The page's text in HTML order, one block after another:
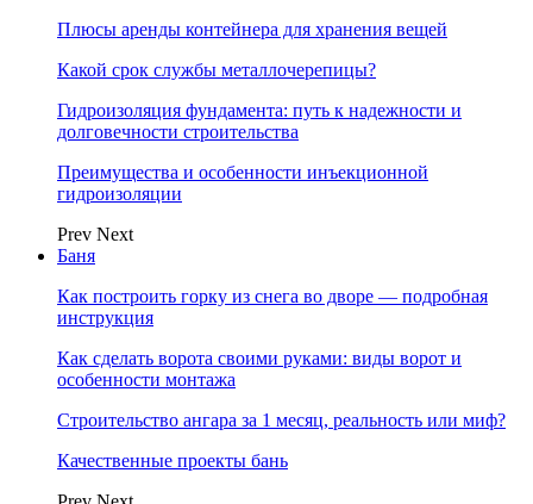
Плюсы аренды контейнера для хранения вещей
Какой срок службы металлочерепицы?
Гидроизоляция фундамента: путь к надежности и
долговечности строительства
Преимущества и особенности инъекционной
гидроизоляции
Prev Next
Баня
Как построить горку из снега во дворе — подробная
инструкция
Как сделать ворота своими руками: виды ворот и
особенности монтажа
Строительство ангара за 1 месяц, реальность или миф?
Качественные проекты бань